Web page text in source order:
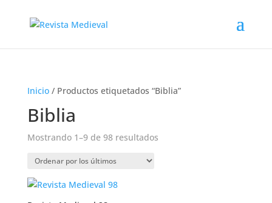
Inicio/ Productos etiquetados “Biblia”
Biblia
Mostrando 1–9 de 98 resultadosOrdenado